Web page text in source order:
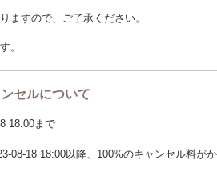
ますので、ご了承ください。
。
セルについて
18:00まで
08-18 18:00以降、100%のキャンセル料が